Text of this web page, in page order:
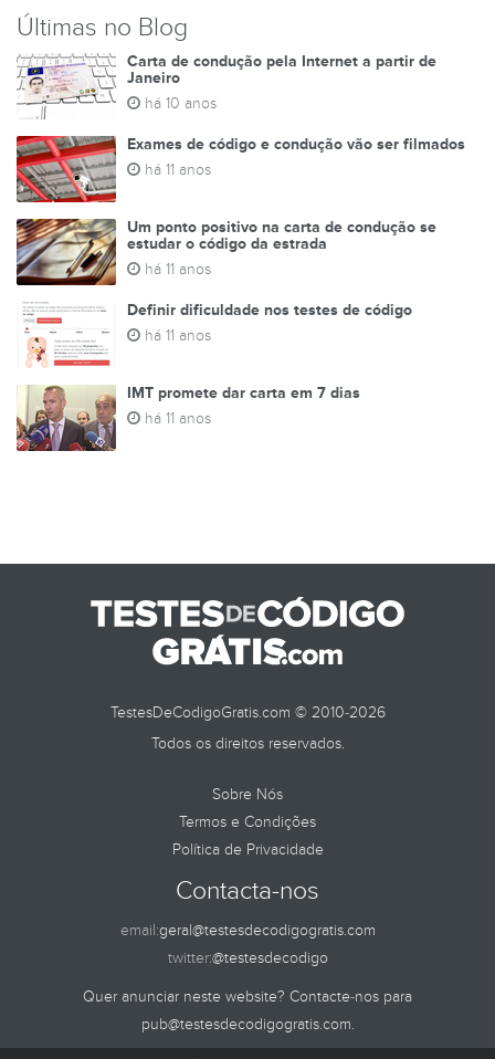
Últimas no Blog
Carta de condução pela Internet a partir de
Janeiro
há 10 anos
Exames de código e condução vão ser filmados
há 11 anos
Um ponto positivo na carta de condução se
estudar o código da estrada
há 11 anos
Definir dificuldade nos testes de código
há 11 anos
IMT promete dar carta em 7 dias
há 11 anos
TestesDeCodigoGratis.com © 2010-2026
Todos os direitos reservados.
Sobre Nós
Termos e Condições
Política de Privacidade
Contacta-nos
email:geral@testesdecodigogratis.com
twitter:@testesdecodigo
Quer anunciar neste website? Contacte-nos para
pub@testesdecodigogratis.com.